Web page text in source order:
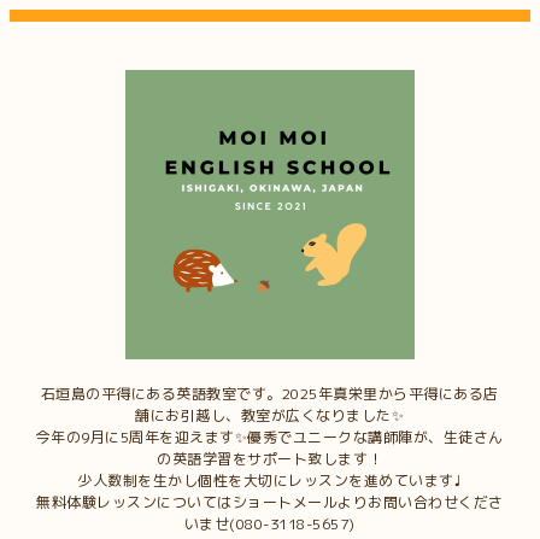
石垣島の平得にある英語教室です。2025年真栄里から平得にある店
舗にお引越し、教室が広くなりました✨
今年の9月に5周年を迎えます✨優秀でユニークな講師陣が、生徒さん
の英語学習をサポート致します！
少人数制を生かし個性を大切にレッスンを進めています♩
無料体験レッスンについてはショートメールよりお問い合わせくださ
いませ(080-3118-5657)